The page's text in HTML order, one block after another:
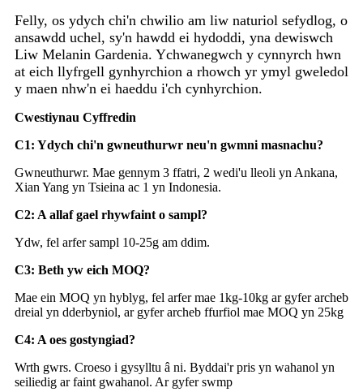
Felly, os ydych chi'n chwilio am liw naturiol sefydlog, o
ansawdd uchel, sy'n hawdd ei hydoddi, yna dewiswch
Liw Melanin Gardenia. Ychwanegwch y cynnyrch hwn
at eich llyfrgell gynhyrchion a rhowch yr ymyl gweledol
y maen nhw'n ei haeddu i'ch cynhyrchion.
Cwestiynau Cyffredin
C1: Ydych chi'n gwneuthurwr neu'n gwmni masnachu?
Gwneuthurwr. Mae gennym 3 ffatri, 2 wedi'u lleoli yn Ankana,
Xian Yang yn Tsieina ac 1 yn Indonesia.
C2: A allaf gael rhywfaint o sampl?
Ydw, fel arfer sampl 10-25g am ddim.
C3: Beth yw eich MOQ?
Mae ein MOQ yn hyblyg, fel arfer mae 1kg-10kg ar gyfer archeb
dreial yn dderbyniol, ar gyfer archeb ffurfiol mae MOQ yn 25kg
C4: A oes gostyngiad?
Wrth gwrs. ​​Croeso i gysylltu â ni. Byddai'r pris yn wahanol yn
seiliedig ar faint gwahanol. Ar gyfer swmp